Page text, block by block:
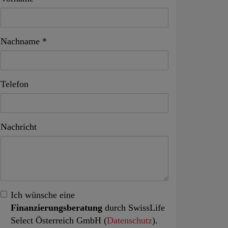
Nachname
Telefon
Nachricht
Ich wünsche eine
Finanzierungsberatung durch SwissLife
Select Österreich GmbH (Datenschutz).